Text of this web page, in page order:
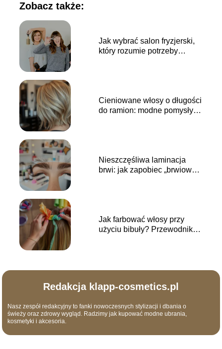
Zobacz także:
Jak wybrać salon fryzjerski,
który rozumie potrzeby
Cieniowane włosy o długości
do ramion: modne pomysły i
Nieszczęśliwa laminacja
brwi: jak zapobiec „brwiowej
Jak farbować włosy przy
użyciu bibuły? Przewodnik
Redakcja klapp-cosmetics.pl
Nasz zespół redakcyjny to fanki nowoczesnych stylizacji i dbania o
świeży oraz zdrowy wygląd. Radzimy jak kupować modne ubrania,
kosmetyki i akcesoria.